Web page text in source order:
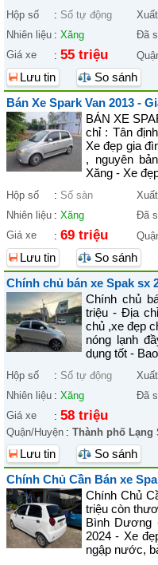
Hộp số : Số tự động
Nhiên liệu : Xăng Đã
Giá xe
: 55 triệu
Lưu tin
So sánh
Bán Xe Spark Van 2013 -
BÁN XE
chỉ : Tân
Xe đẹp gia
, nguyên
Xăng - Xe
Hộp số : Số sàn
Nhiên liệu : Xăng Đã
Giá xe
: 69 triệu
Lưu tin
So sánh
Chính chủ bán xe Spak sx
Chính chủ
triệu - Địa
chủ ,xe đẹp
nóng lạnh
dụng tốt -
Hộp số : Số tự động
Nhiên liệu : Xăng Đã
Giá xe
: 58 triệu
Quận/Huyện : Thành phố Lạng
Lưu tin
So sánh
Chính Chủ Cần Bán xe
Chính Chủ
triệu còn
Bình Dương
2024 - Xe
ngập nước,